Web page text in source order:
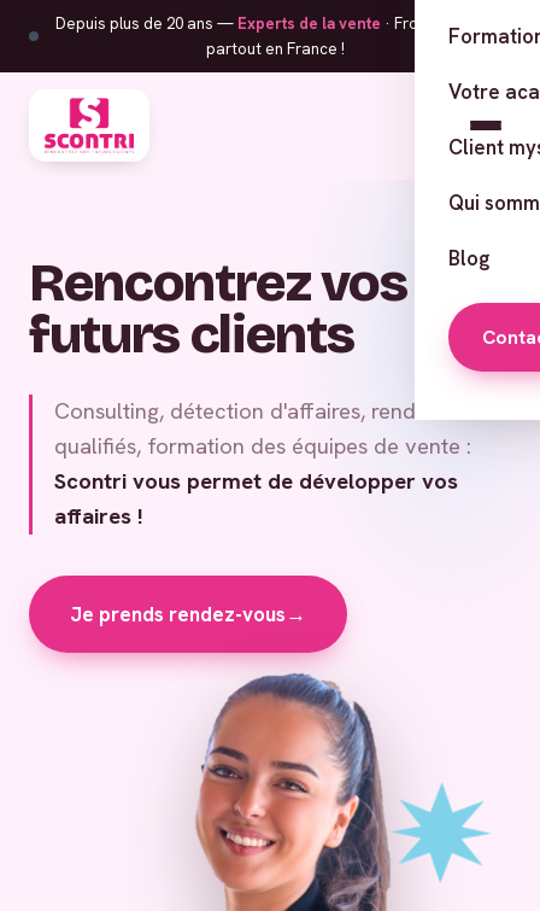
Depuis plus de 20 ans — Experts de la vente · From Corsica,
partout en France !
Votre
Client
Qui
Blog
Rencontrez vos
futurs clients
Consulting, détection d'affaires, rendez-vous
qualifiés, formation des équipes de vente :
Scontri vous permet de développer vos
affaires !
Je prends rendez-vous→